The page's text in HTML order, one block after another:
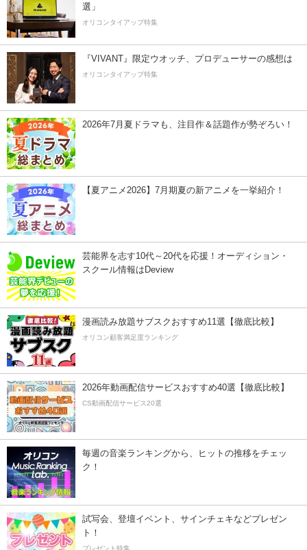
選」
オリコンタイアップ特集
『VIVANT』限定ウオッチ、プロデューサーの感想は
オリコンタイアップ特集
2026年7月夏ドラマも、注目作＆話題作が勢ぞろい！
【夏アニメ2026】7月期夏の新アニメを一挙紹介！
芸能界を志す10代～20代を応援！オーディション・
スクール情報はDeview
漫画読み放題サブスクおすすめ11選【徹底比較】
オリコン顧客満足度ランキング
2026年動画配信サービスおすすめ40選【徹底比較】
CS動画配信サービス20選
毎週の音楽ランキングから、ヒットの推移をチェッ
ク！
試写会、登壇イベント、サインチェキなどプレゼン
ト！